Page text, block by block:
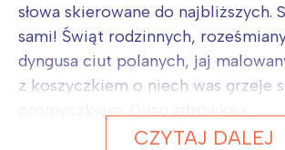
słowa skierowane do najbliższych.
sami! Świąt rodzinnych,
dyngusa ciut polanych, jaj
z koszyczkiem o niech was grzeje
CZYTAJ DALEJ